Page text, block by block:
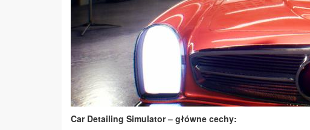
Car Detailing Simulator – główne cechy: